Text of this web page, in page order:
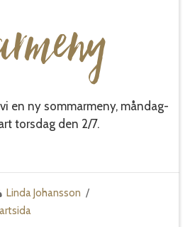
en ny sommarmeny, måndag-
torsdag den 2/7.
Linda Johansson